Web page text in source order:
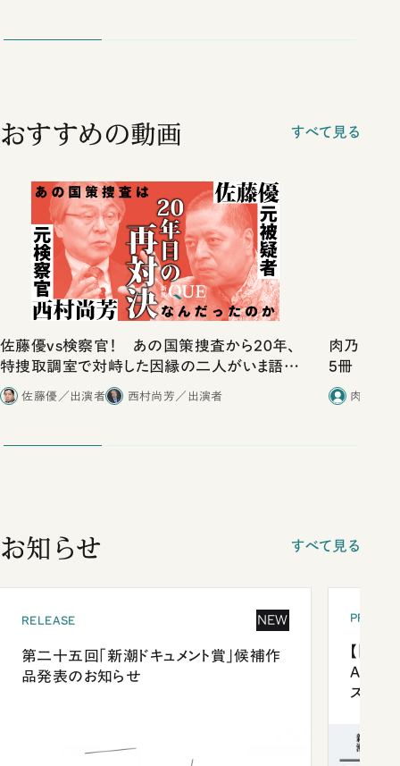
おすすめの動画 すべて見る
佐藤優vs検察官！ あの国策捜査から20年、
特捜取調室で対峙した因縁の二人がいま語り
合ったこと
佐藤優／出演者 西村尚芳／出演者
肉乃小路
5冊
肉乃小路
お知らせ すべて見る
RELEASE NEW
第二十五回「新潮ドキュメント賞」候補作
品発表のお知らせ
【「新
ズプレ